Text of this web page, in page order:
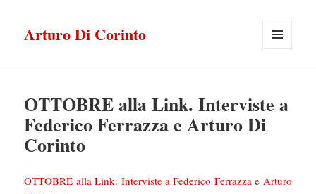
Arturo Di Corinto
OTTOBRE alla Link. Interviste a
Federico Ferrazza e Arturo Di
Corinto
OTTOBRE alla Link. Interviste a Federico Ferrazza e Arturo